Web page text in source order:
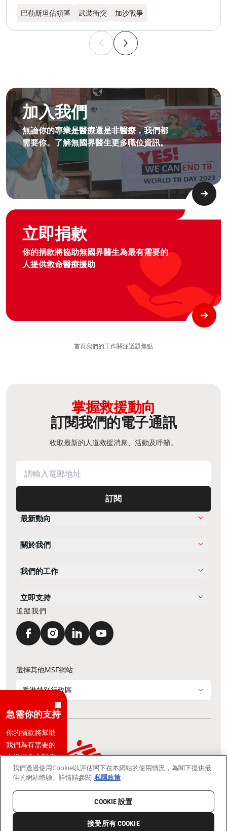
急需你的支持
你的捐款將幫助
我們為有需要的
人提供救命醫療
護理
巴勒斯坦佔領區 武裝衝突 加沙戰爭
加入我們
無論你的專業是醫療還是非醫療，我們都
需要你。了解無國界醫生更多職位資訊。​
成為無國界無援人員​
立即捐款
你的捐款將協助無國界醫生為最有需要的
人提供救命醫療援助
Graphic of hand with heart logo
首頁我們的工作關注議題焦點
掌握救援動向
訂閱我們的電子通訊
收取最新的人道救援消息、活動及呼籲。
訂閱
最新動向
關於我們
我們的工作
立即支持
追蹤我們
選擇其他MSF網站
香港特別行政區
通訊資料更新 鳴謝 私隱聲明
我們採用安全通訊端層 (Secure Socket Layer, SSL) 協定，有助保障敏感
資料在你的瀏覽器和我們伺服器之間的網上傳輸維持保密性。
慈善團體免稅檔案號碼：91/4075
Copyright © Médecins Sans Frontières Hong Kong. All rights
reserved.
我們透過使用Cookie以評估閣下在本網站的使用情況，為閣下提供最
佳的網站體驗。詳情請參閱 私隱政策
COOKIE 設置
接受所有 COOKIE